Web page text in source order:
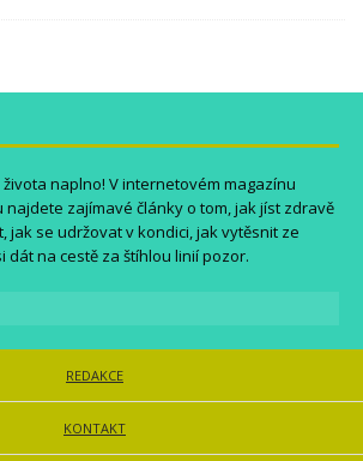
naplno! V internetovém magazínu
najdete zajímavé články o tom, jak jíst zdravě
jak se udržovat v kondici, jak vytěsnit ze
dát na cestě za štíhlou linií pozor.
REDAKCE
KONTAKT